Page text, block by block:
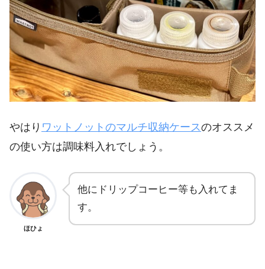
やはり ワットノットのマルチ収納ケースのオススメ
の使い方は調味料入れでしょう。
ほひょ
他にドリップコーヒー等も入れてま
す。